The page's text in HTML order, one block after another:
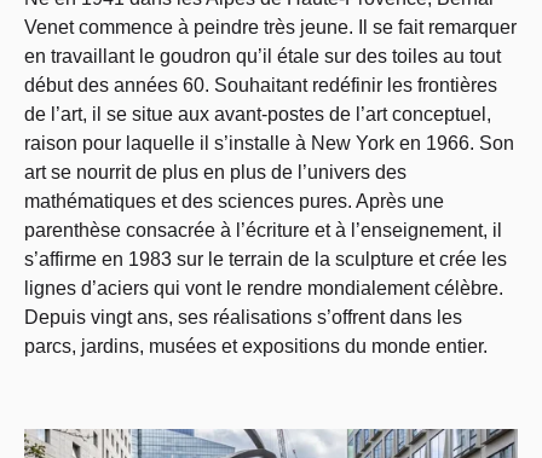
Venet commence à peindre très jeune. Il se fait remarquer
en travaillant le goudron qu’il étale sur des toiles au tout
début des années 60. Souhaitant redéfinir les frontières
de l’art, il se situe aux avant-postes de l’art conceptuel,
raison pour laquelle il s’installe à New York en 1966. Son
art se nourrit de plus en plus de l’univers des
mathématiques et des sciences pures. Après une
parenthèse consacrée à l’écriture et à l’enseignement, il
s’affirme en 1983 sur le terrain de la sculpture et crée les
lignes d’aciers qui vont le rendre mondialement célèbre.
Depuis vingt ans, ses réalisations s’offrent dans les
parcs, jardins, musées et expositions du monde entier.